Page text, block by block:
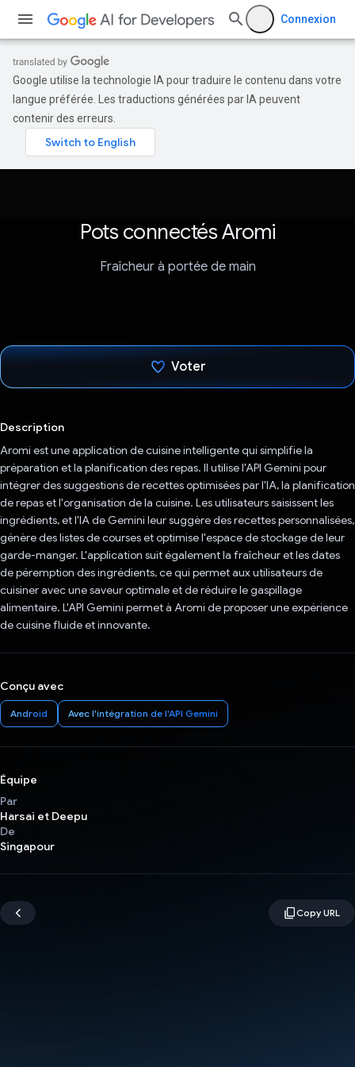
Connexion
Google utilise la technologie IA pour traduire le contenu dans votre
langue préférée. Les traductions générées par IA peuvent
contenir des erreurs.
Pots connectés Aromi
Fraîcheur à portée de main
Voter
Description
Aromi est une application de cuisine intelligente qui simplifie la
préparation et la planification des repas. Il utilise l'API Gemini pour
intégrer des suggestions de recettes optimisées par l'IA, la planification
de repas et l'organisation de la cuisine. Les utilisateurs saisissent les
ingrédients, et l'IA de Gemini leur suggère des recettes personnalisées,
génère des listes de courses et optimise l'espace de stockage de leur
garde-manger. L'application suit également la fraîcheur et les dates
de péremption des ingrédients, ce qui permet aux utilisateurs de
cuisiner avec une saveur optimale et de réduire le gaspillage
alimentaire. L'API Gemini permet à Aromi de proposer une expérience
de cuisine fluide et innovante.
Conçu avec
Android Avec l'intégration de l'API Gemini
Équipe
Par
Harsai et Deepu
De
Singapour